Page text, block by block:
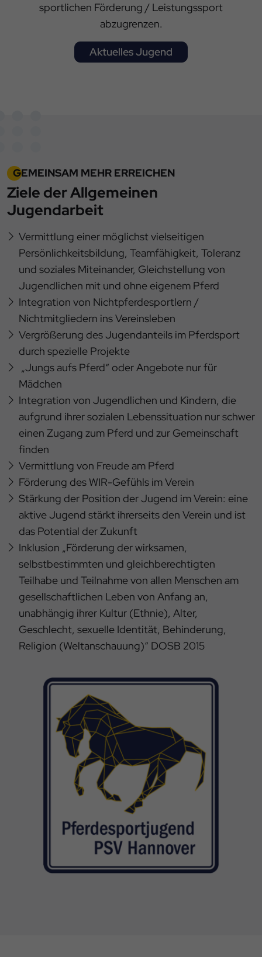
sportlichen Förderung / Leistungssport
abzugrenzen.
Aktuelles Jugend
GEMEINSAM MEHR ERREICHEN
Ziele der Allgemeinen
Jugendarbeit
Vermittlung einer möglichst vielseitigen
Persönlichkeitsbildung, Teamfähigkeit, Toleranz
und soziales Miteinander, Gleichstellung von
Jugendlichen mit und ohne eigenem Pferd
Integration von Nichtpferdesportlern /
Nichtmitgliedern ins Vereinsleben
Vergrößerung des Jugendanteils im Pferdsport
durch spezielle Projekte
„Jungs aufs Pferd“ oder Angebote nur für
Mädchen
Integration von Jugendlichen und Kindern, die
aufgrund ihrer sozialen Lebenssituation nur schwer
einen Zugang zum Pferd und zur Gemeinschaft
finden
Vermittlung von Freude am Pferd
Förderung des WIR-Gefühls im Verein
Stärkung der Position der Jugend im Verein: eine
aktive Jugend stärkt ihrerseits den Verein und ist
das Potential der Zukunft
Inklusion „Förderung der wirksamen,
selbstbestimmten und gleichberechtigten
Teilhabe und Teilnahme von allen Menschen am
gesellschaftlichen Leben von Anfang an,
unabhängig ihrer Kultur (Ethnie), Alter,
Geschlecht, sexuelle Identität, Behinderung,
Religion (Weltanschauung)“ DOSB 2015